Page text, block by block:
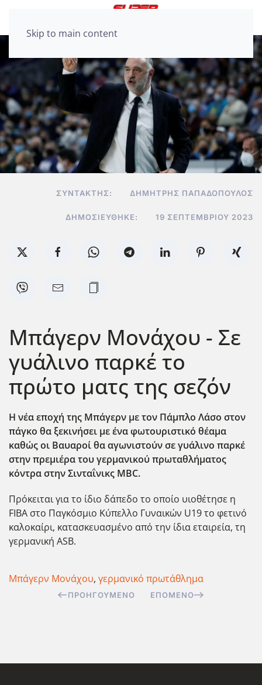
Skip to main content
ΣΥΝΤΆΚΤΗΣ: ΔΗΜΉΤΡΗΣ ΠΑΠΑΔΌΠΟΥΛΟΣ
ΔΗΜΟΣΙΕΎΘΗΚΕ: 19 ΣΕΠΤΕΜΒΡΊΟΥ 2023
Μπάγερν Μονάχου - Σε
γυάλινο παρκέ το
πρώτο ματς της σεζόν
Η νέα εποχή της Μπάγερν με τον Πάμπλο Λάσο στον
πάγκο θα ξεκινήσει με ένα φωτουριστικό θέαμα
καθώς οι Βαυαροί θα αγωνιστούν σε γυάλινο παρκέ
στην πρεμιέρα του γερμανικού πρωταθλήματος
κόντρα στην Σινταΐνικς MBC.
Πρόκειται για το ίδιο δάπεδο το οποίο υιοθέτησε η
FIBA στο Παγκόσμιο Κύπελλο Γυναικών U19 το φετινό
καλοκαίρι, κατασκευασμένο από την ίδια εταιρεία, τη
γερμανική ASB.
Μπάγερν Μονάχου, γερμανικό πρωτάθλημα
ΠΡΟΗΓΟΎΜΕΝΟ ΕΠΌΜΕΝΟ